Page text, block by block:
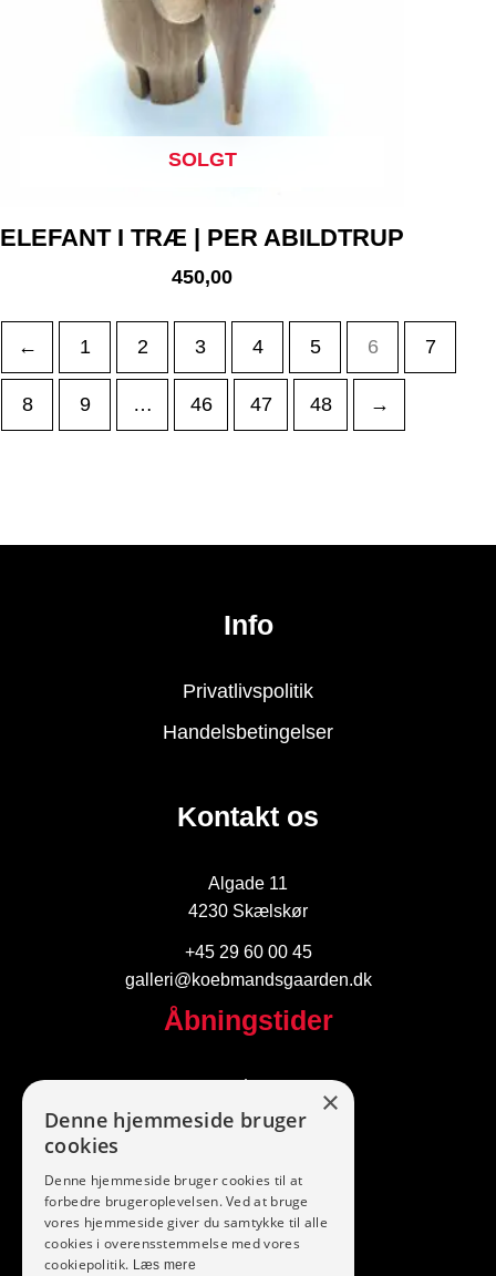
SOLGT
ELEFANT I TRÆ | PER ABILDTRUP
450,00
← 1 2 3 4 5 6 7
8 9 … 46 47 48 →
Info
Privatlivspolitik
Handelsbetingelser
Kontakt os
Algade 11
4230 Skælskør
+45 29 60 00 45
galleri@koebmandsgaarden.dk
Åbningstider
I dag
Følg os
×
Denne hjemmeside bruger
cookies
Denne hjemmeside bruger cookies til at
forbedre brugeroplevelsen. Ved at bruge
vores hjemmeside giver du samtykke til alle
cookies i overensstemmelse med vores
cookiepolitik. Læs mere